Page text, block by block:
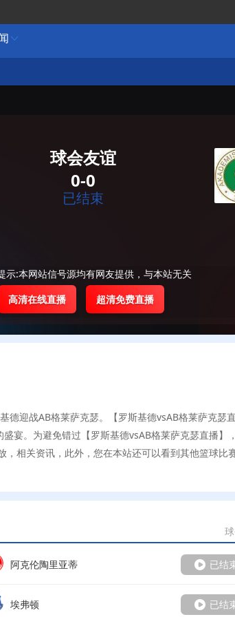

球会友谊
0-0
已结束
示:本网站信号源均有网友提供，与本站无关
高清在线直播
超清免费直播
迎战AB格莱萨克瑟。【罗斯基德vsAB格莱萨克瑟
宴。为避免错过【罗斯基德vsAB格莱萨克瑟直播】
相关资讯，此外，您在本站还可以看到其他篮球比
阿克伦陶里亚蒂 已结
埃弗顿 已结